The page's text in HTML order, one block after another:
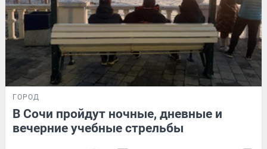
ГОРОД
В Сочи пройдут ночные, дневные и
вечерние учебные стрельбы